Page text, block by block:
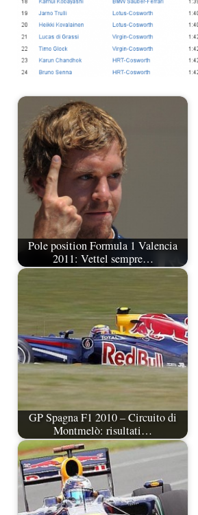
Pole position Formula 1 Valencia
2011: Vettel sempre…
GP Spagna F1 2010 – Circuito di
Montmelò: risultati…